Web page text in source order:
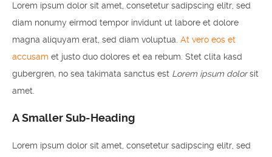
Lorem ipsum dolor sit amet, consetetur sadipscing elitr, sed
diam nonumy eirmod tempor invidunt ut labore et dolore
magna aliquyam erat, sed diam voluptua. At vero eos et
accusam et justo duo dolores et ea rebum. Stet clita kasd
gubergren, no sea takimata sanctus est Lorem ipsum dolorsit
amet.
A Smaller Sub-Heading
Lorem ipsum dolor sit amet, consetetur sadipscing elitr, sed